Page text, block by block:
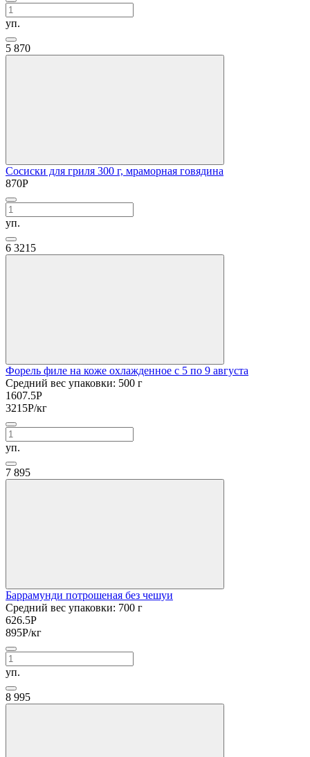
уп.
5 870
Сосиски для гриля 300 г, мраморная говядина
870Р
уп.
6 3215
Форель филе на коже охлажденное с 5 по 9 августа
Средний вес упаковки: 500 г
1607.5Р
3215Р/кг
уп.
7 895
Баррамунди потрошеная без чешуи
Средний вес упаковки: 700 г
626.5Р
895Р/кг
уп.
8 995